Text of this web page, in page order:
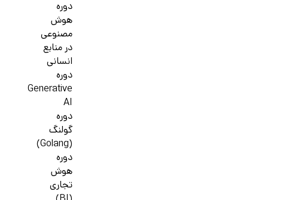
دوره
هوش
مصنوعی
در منابع
انسانی
دوره
Generative
AI
دوره
گولنگ
(Golang)
دوره
هوش
تجاری